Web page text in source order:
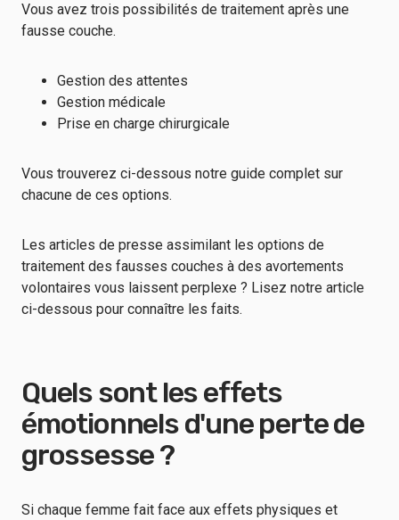
Vous avez trois possibilités de traitement après une
fausse couche.
Gestion des attentes
Gestion médicale
Prise en charge chirurgicale
Vous trouverez ci-dessous notre guide complet sur
chacune de ces options.
Les articles de presse assimilant les options de
traitement des fausses couches à des avortements
volontaires vous laissent perplexe ? Lisez notre article
ci-dessous pour connaître les faits.
Quels sont les effets
émotionnels d'une perte de
grossesse ?
Si chaque femme fait face aux effets physiques et